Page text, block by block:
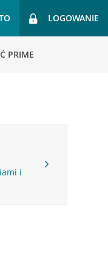
LOGOWANIE
PRIME
i